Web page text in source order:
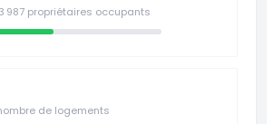
987 propriétaires occupants
de logements